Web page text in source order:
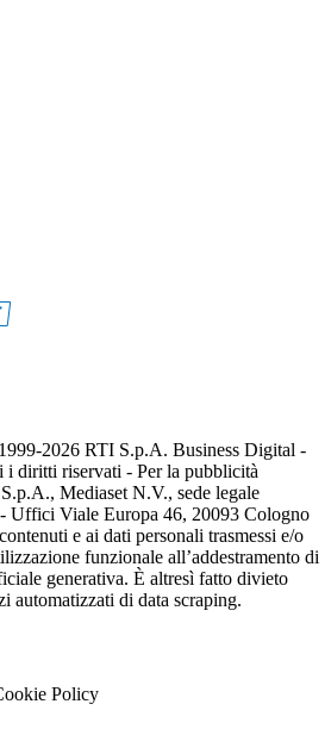
2026 RTI S.p.A. Business Digital -
i diritti riservati - Per la pubblicità
Mediaset N.V., sede legale
Uffici Viale Europa 46, 20093 Cologno
e ai dati personali trasmessi e/o
funzionale all’addestramento di
generativa. È altresì fatto divieto
automatizzati di data scraping.
Policy